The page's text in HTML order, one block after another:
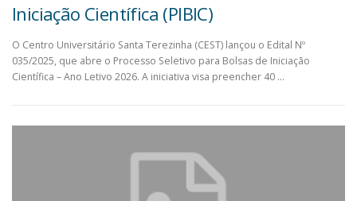
Iniciação Científica (PIBIC)
O Centro Universitário Santa Terezinha (CEST) lançou o Edital Nº
035/2025, que abre o Processo Seletivo para Bolsas de Iniciação
Científica – Ano Letivo 2026. A iniciativa visa preencher 40 …